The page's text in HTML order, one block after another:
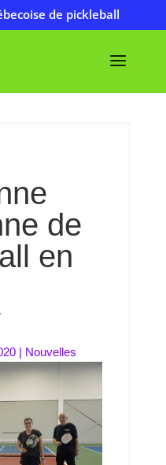
de pickleball
de
en
| Nouvelles